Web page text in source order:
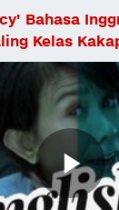
Bahasa
Kelas